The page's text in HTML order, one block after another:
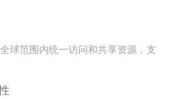
球范围内统一访问和共享资源，支